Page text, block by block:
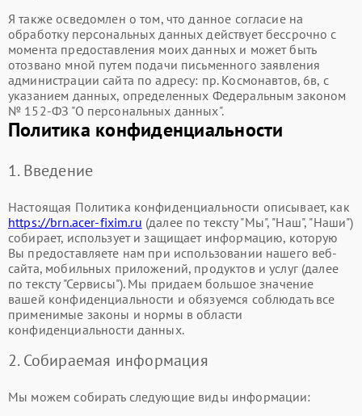
Я также осведомлен о том, что данное согласие на
обработку персональных данных действует бессрочно с
момента предоставления моих данных и может быть
отозвано мной путем подачи письменного заявления
администрации сайта по адресу: ​пр. Космонавтов, 6в, с
указанием данных, определенных Федеральным законом
№ 152-ФЗ "О персональных данных".
Политика конфиденциальности
1. Введение
Настоящая Политика конфиденциальности описывает, как
https://brn.acer-fixim.ru (далее по тексту "Мы", "Наш", "Наши")
собирает, использует и защищает информацию, которую
Вы предоставляете нам при использовании нашего веб-
сайта, мобильных приложений, продуктов и услуг (далее
по тексту "Сервисы"). Мы придаем большое значение
вашей конфиденциальности и обязуемся соблюдать все
применимые законы и нормы в области
конфиденциальности данных.
2. Собираемая информация
Мы можем собирать следующие виды информации: